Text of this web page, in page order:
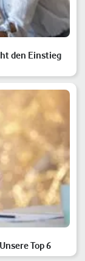
den Einstieg
Top 6